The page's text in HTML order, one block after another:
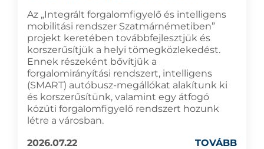
Az „Integrált forgalomfigyelő és intelligens
mobilitási rendszer Szatmárnémetiben”
projekt keretében továbbfejlesztjük és
korszerűsítjük a helyi tömegközlekedést.
Ennek részeként bővítjük a
forgalomirányítási rendszert, intelligens
(SMART) autóbusz-megállókat alakítunk ki
és korszerűsítünk, valamint egy átfogó
közúti forgalomfigyelő rendszert hozunk
létre a városban.
2026.07.22
TOVÁBB